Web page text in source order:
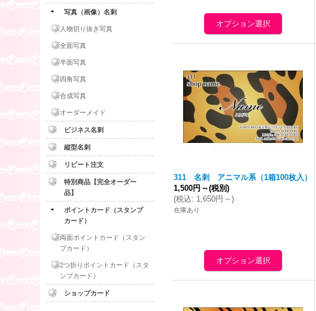
写真（画像）名刺
人物切り抜き写真
全面写真
半面写真
四角写真
合成写真
オーダーメイド
ビジネス名刺
縦型名刺
リピート注文
特別商品【完全オーダー
品】
ポイントカード（スタンプ
カード）
両面ポイントカード（スタン
プカード）
2つ折りポイントカード（スタ
ンプカード）
ショップカード
311 名刺 アニマル系（1箱100枚入）
1,500円 ～(税別)
(税込: 1,650円 ～)
在庫あり